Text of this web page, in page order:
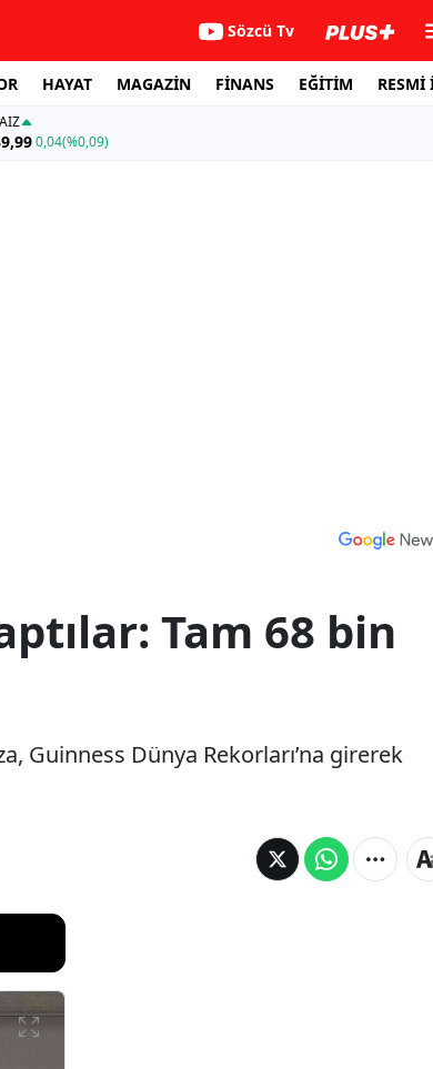
Sözcü Tv
HAYAT MAGAZİN FİNANS EĞİTİM RESMİ
0,04(%0,09)
Tam 68 bin
Guinness Dünya Rekorları’na girerek